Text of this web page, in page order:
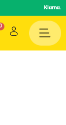
Klarna.